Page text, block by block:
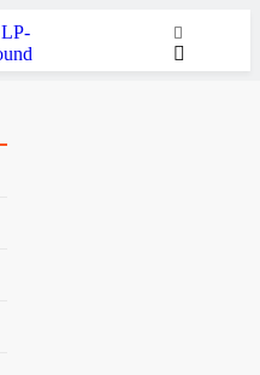
samo muzika i …..